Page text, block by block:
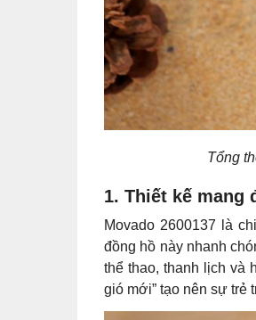
Tổng
1. Thiết kế mang
Movado 2600137 là
đồng hồ này nhanh
thể thao, thanh lịch và
gió mới” tạo nên sự trẻ